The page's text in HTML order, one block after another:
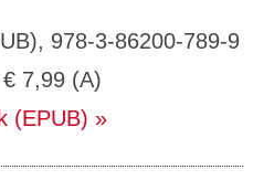
978-3-86200-789-9
€ 7,99 (A)
(EPUB)